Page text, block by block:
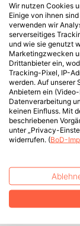
Wir nutzen Cookies
Einige von ihnen
verwenden wir
serverseitiges
und wie sie genutzt
Marketingzwecken
Drittanbieter ein,
Tracking-Pixel, IP-
werden. Auf unserer
Anbietern ein
Datenverarbeitung
keinen Einfluss. Mit
beschriebenen
unter „Privacy-
widerrufen. (BoD-